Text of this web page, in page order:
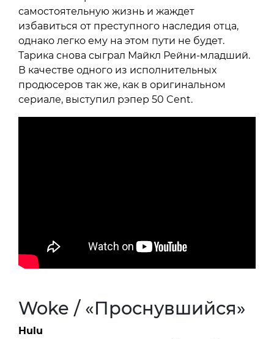
самостоятельную жизнь и жаждет
избавиться от преступного наследия отца,
однако легко ему на этом пути не будет.
Тарика снова сыграл Майкл Рейни-младший.
В качестве одного из исполнительных
продюсеров так же, как в оригинальном
сериале, выступил рэпер 50 Cent.
Woke / «Проснувшийся»
Hulu